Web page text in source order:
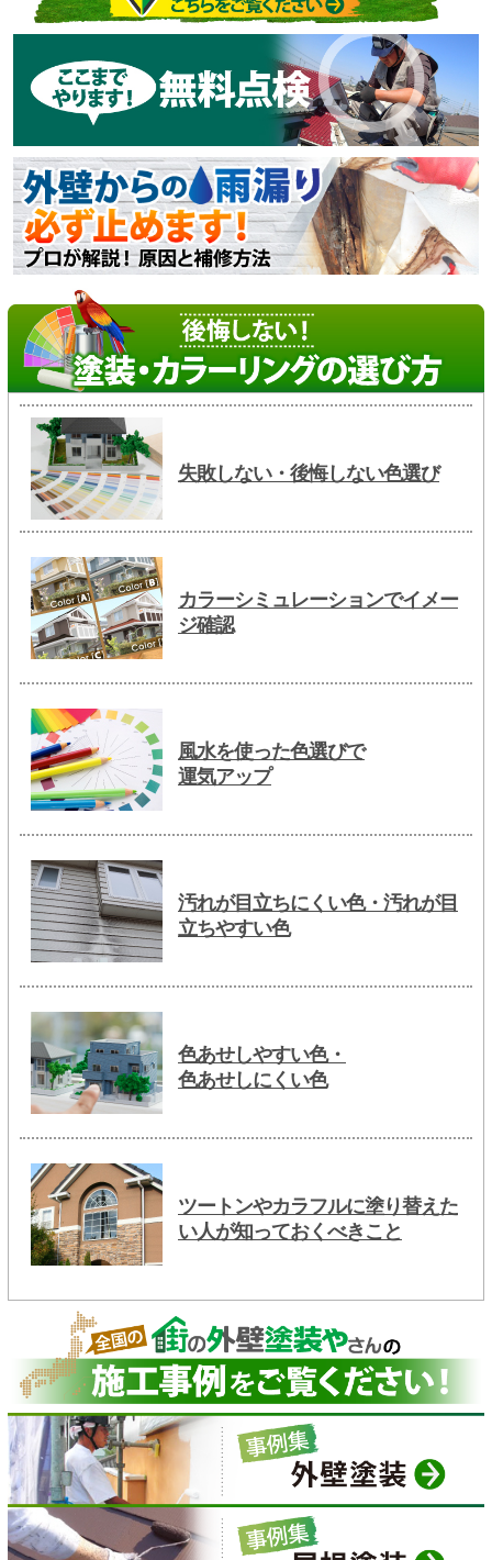
失敗しない・後悔しない色選び
カラーシミュレーションでイメー
ジ確認
風水を使った色選びで
運気アップ
汚れが目立ちにくい色・汚れが目
立ちやすい色
色あせしやすい色・
色あせしにくい色
ツートンやカラフルに塗り替えた
い人が知っておくべきこと